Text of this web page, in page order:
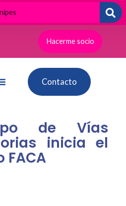
Hacerme socio
Contacto
de Vías
inicia el
FACA